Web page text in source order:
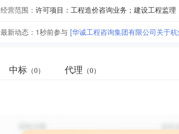
经营范围：
最新动态： 1秒前参与 [华诚工程咨询集团有限公司关于
中标 （0） 代理 （0）